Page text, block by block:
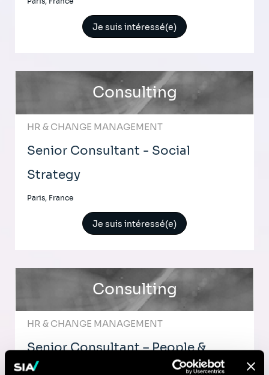
Je suis intéressé(e)
Consulting
HR & CHANGE MANAGEMENT
Senior Consultant - Social
Strategy
Paris, France
Je suis intéressé(e)
Consulting
HR & CHANGE MANAGEMENT
Senior Consultant – People &
Workforce Transformation